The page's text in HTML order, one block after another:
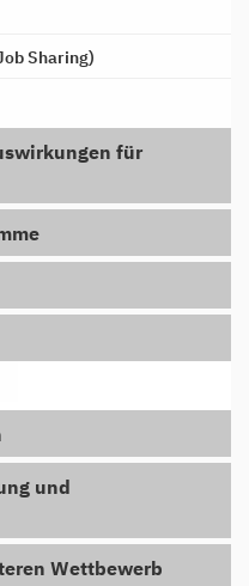
Sharing)
für
und
Wettbewerb